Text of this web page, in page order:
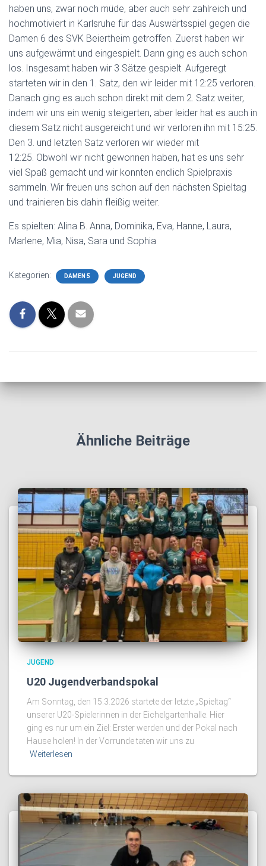
haben uns, zwar noch müde, aber auch sehr zahlreich und
hochmotiviert in Karlsruhe für das Auswärtsspiel gegen die
Damen 6 des SVK Beiertheim getroffen. Zuerst haben wir
uns aufgewärmt und eingespielt. Dann ging es auch schon
los. Insgesamt haben wir 3 Sätze gespielt. Aufgeregt
starteten wir in den 1. Satz, den wir leider mit 12:25 verloren.
Danach ging es auch schon direkt mit dem 2. Satz weiter,
indem wir uns ein wenig steigerten, aber leider hat es auch in
diesem Satz nicht ausgereicht und wir verloren ihn mit 15:25.
Den 3. und letzten Satz verloren wir wieder mit
12:25. Obwohl wir nicht gewonnen haben, hat es uns sehr
viel Spaß gemacht und wir konnten endlich Spielpraxis
sammeln. Wir freuen uns schon auf den nächsten Spieltag
und trainieren bis dahin fleißig weiter.
Es spielten: Alina B. Anna, Dominika, Eva, Hanne, Laura,
Marlene, Mia, Nisa, Sara und Sophia
Kategorien: DAMEN 5 JUGEND
Ähnliche Beiträge
JUGEND
U20 Jugendverbandspokal
Am Sonntag, den 15.3.2026 startete der letzte „Spieltag“
unserer U20-Spielerinnen in der Eichelgartenhalle. Hier
ging es nur um ein Ziel: Erster werden und der Pokal nach
Hause holen! In der Vorrunde taten wir uns zu
Weiterlesen